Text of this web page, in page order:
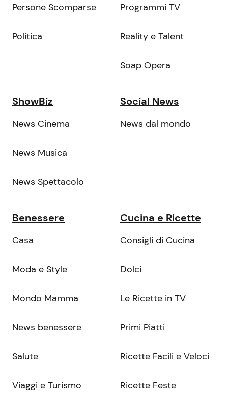
Persone Scomparse
Politica
Programmi TV
Reality e Talent
Soap Opera
ShowBiz
News Cinema
News Musica
News Spettacolo
Social News
News dal mondo
Benessere
Casa
Moda e Style
Mondo Mamma
News benessere
Salute
Viaggi e Turismo
Cucina e Ricette
Consigli di Cucina
Dolci
Le Ricette in TV
Primi Piatti
Ricette Facili e Veloci
Ricette Feste